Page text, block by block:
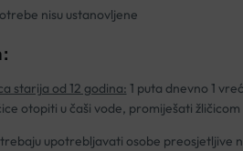
nisu ustanovljene
starija od 12 godina: 1 puta dnevno 1
otopiti u čaši vode, promiješati
upotrebljavati osobe preosjetljive